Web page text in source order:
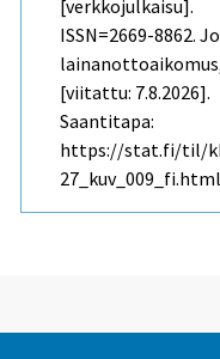
[verkkojulkaisu].
ISSN=2669-8862.
[viitattu: 7.8.2026].
Saantitapa:
https://stat.fi/til/
27_kuv_009_fi.html